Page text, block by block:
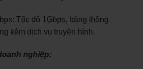
Tốc độ 1Gbps, băng thông
kèm dịch vụ truyền hình.
nghiệp: